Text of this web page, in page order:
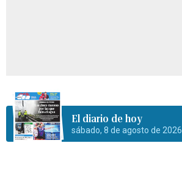
El diario de hoy
sábado, 8 de agosto de 2026